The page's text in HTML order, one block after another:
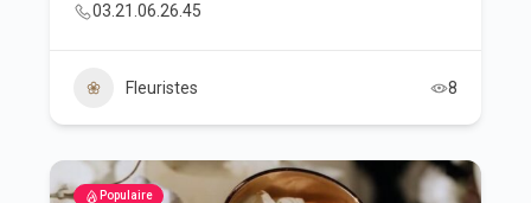
03.21.06.26.45
Fleuristes 8
Populaire